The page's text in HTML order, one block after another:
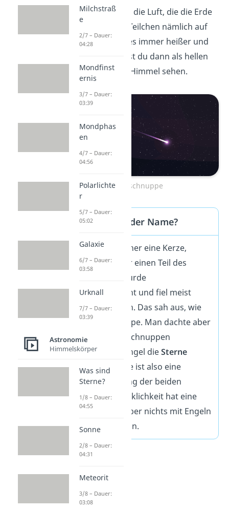
Der Grund dafür ist die Luft, die die Erde
umgibt: Wenn das Teilchen nämlich auf
die Luft trifft, wird es immer heißer und
verglüht. Das kannst du dann als hellen
Leuchtstreifen am Himmel sehen.
Sternschnuppe
Woher kommt der Name?
„Putzte“ man früher eine Kerze,
schnitt man dafür einen Teil des
Dochtes ab. Er wurde
Schnuppe genannt und fiel meist
glühend zu Boden. Das sah aus, wie
eine Sternschnuppe. Man dachte aber
auch, dass Sternschnuppen
entstehen, weil Engel dieSterne
putzen. Der Name ist also eine
Zusammensetzung der beiden
Ausdrücke. In Wirklichkeit hat eine
Sternschnuppe aber nichts mit Engeln
oder Kerzen zu tun.
Milchstraß
e
2/7 – Dauer:
04:28
Mondfinst
ernis
3/7 – Dauer:
03:39
Mondphas
en
4/7 – Dauer:
04:56
Polarlichte
r
5/7 – Dauer:
05:02
Galaxie
6/7 – Dauer:
03:58
Urknall
7/7 – Dauer:
03:39
Astronomie
Himmelskörper
Was sind
Sterne?
1/8 – Dauer:
04:55
Sonne
2/8 – Dauer:
04:31
Meteorit
3/8 – Dauer:
03:08